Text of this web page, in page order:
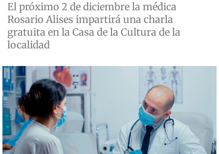
El próximo 2 de diciembre la médica
Rosario Alises impartirá una charla
gratuita en la Casa de la Cultura de la
localidad